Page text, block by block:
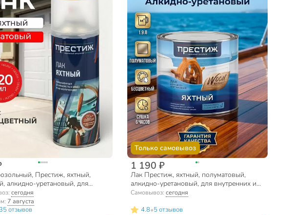
Престиж, яхтный,
алкидно-уретановый, для
и наружных работ, 0.52 л
сегодня
7 августа
35 отзывов
Только самовывоз
1 190 ₽
Лак Престиж, яхтный, полуматовый,
алкидно-уретановый, для внутренних и
наружных работ, 1.9 л
Самовывоз:сегодня
4.8•5 отзывов